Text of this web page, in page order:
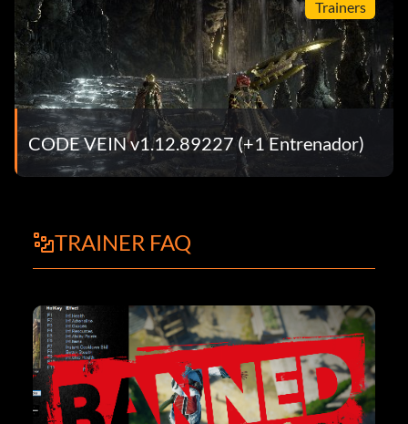
Trainers
CODE VEIN v1.12.89227 (+1 Entrenador)
TRAINER FAQ